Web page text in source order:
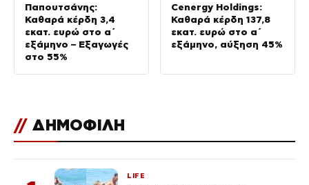
Παπουτσάνης:
Καθαρά κέρδη 3,4
εκατ. ευρώ στο α΄
εξάμηνο – Εξαγωγές
στο 55%
Cenergy Holdings:
Καθαρά κέρδη 137,8
εκατ. ευρώ στο α΄
εξάμηνο, αύξηση 45%
// ΔΗΜΟΦΙΛΗ
LIFE